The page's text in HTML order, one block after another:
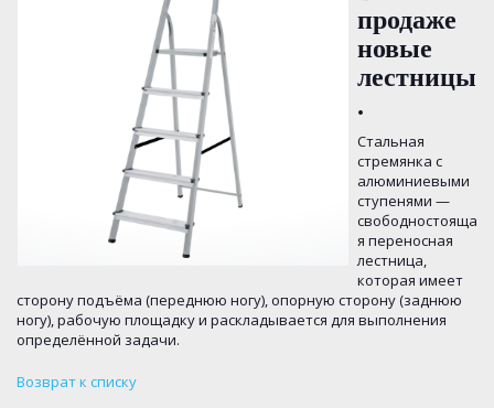
продаже
новые
лестницы
.
Стальная
стремянка с
алюминиевыми
ступенями —
свободностояща
я переносная
лестница,
которая имеет
сторону подъёма (переднюю ногу), опорную сторону (заднюю
ногу), рабочую площадку и раскладывается для выполнения
определённой задачи.
Возврат к списку